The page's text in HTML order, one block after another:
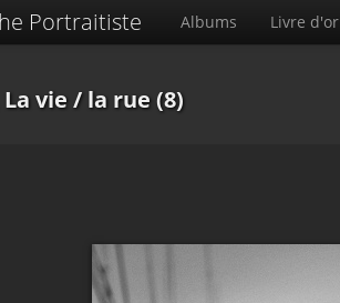
Portraitiste Albums Livre d'or
vie/ la rue (8)